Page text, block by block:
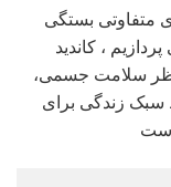
متفاوتی بستگی
، کاندید
سلامت جسمی،
سبک زندگی برای